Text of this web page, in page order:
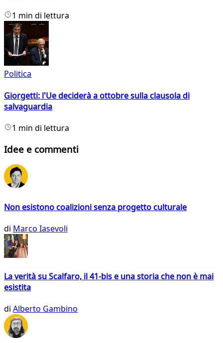
1 min di lettura
Politica
Giorgetti: l'Ue deciderà a ottobre sulla clausola di
salvaguardia
1 min di lettura
Idee e commenti
Non esistono coalizioni senza progetto culturale
di Marco Iasevoli
La verità su Scalfaro, il 41-bis e una storia che non è mai
esistita
di Alberto Gambino